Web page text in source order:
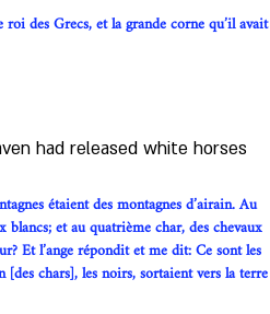
des Grecs, et la grande corne qu’il avait
had released white horses
étaient des montagnes d’airain. Au
et au quatrième char, des chevaux
Et l’ange répondit et me dit: Ce sont les
chars], les noirs, sortaient vers la terre